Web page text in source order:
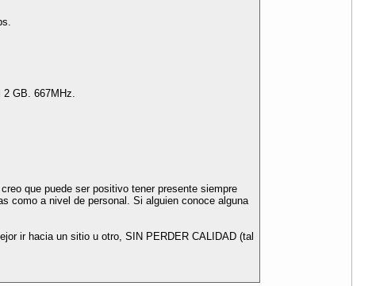
2 GB. 667MHz.
que puede ser positivo tener presente siempre
como a nivel de personal. Si alguien conoce alguna
ir hacia un sitio u otro, SIN PERDER CALIDAD (tal